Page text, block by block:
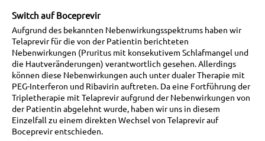
Switch auf Boceprevir
Aufgrund des bekannten Nebenwirkungsspektrums haben wir
Telaprevir für die von der Patientin berichteten
Nebenwirkungen (Pruritus mit konsekutivem Schlafmangel und
die Hautveränderungen) verantwortlich gesehen. Allerdings
können diese Nebenwirkungen auch unter dualer Therapie mit
PEG-Interferon und Ribavirin auftreten. Da eine Fortführung der
Tripletherapie mit Telaprevir aufgrund der Nebenwirkungen von
der Patientin abgelehnt wurde, haben wir uns in diesem
Einzelfall zu einem direkten Wechsel von Telaprevir auf
Boceprevir entschieden.